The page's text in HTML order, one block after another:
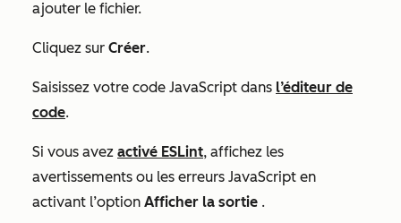
ajouter le fichier.
Cliquez sur Créer.
Saisissez votre code JavaScript dans l’éditeur de
code.
Si vous avez activé ESLint, affichez les
avertissements ou les erreurs JavaScript en
activant l’option Afficher la sortie .